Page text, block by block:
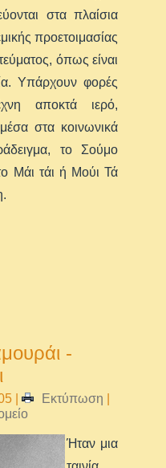
στα πλαίσια
προετοιμασίας
όπως είναι
Υπάρχουν φορές
αποκτά ιερό,
στα κοινωνικά
το Σούμο
Μάι τάι ή Μούι Τά
-
| Εκτύπωση
Ήταν μια